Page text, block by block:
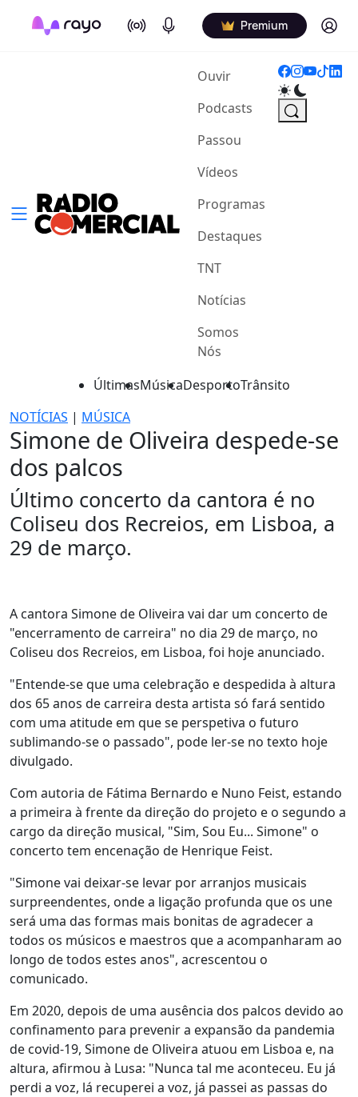
On Air Podcasts Premium Log in
Ouvir(current)
Podcasts
Passou
Vídeos
Programas
Destaques
TNT
Notícias
Somos
Nós
ÚltimasMúsicaDesportoTrânsito
NOTÍCIAS | MÚSICA
Simone de Oliveira despede-se
dos palcos
Último concerto da cantora é no
Coliseu dos Recreios, em Lisboa, a
29 de março.
A cantora Simone de Oliveira vai dar um concerto de
"encerramento de carreira" no dia 29 de março, no
Coliseu dos Recreios, em Lisboa, foi hoje anunciado.
"Entende-se que uma celebração e despedida à altura
dos 65 anos de carreira desta artista só fará sentido
com uma atitude em que se perspetiva o futuro
sublimando-se o passado", pode ler-se no texto hoje
divulgado.
Com autoria de Fátima Bernardo e Nuno Feist, estando
a primeira à frente da direção do projeto e o segundo a
cargo da direção musical, "Sim, Sou Eu... Simone" o
concerto tem encenação de Henrique Feist.
"Simone vai deixar-se levar por arranjos musicais
surpreendentes, onde a ligação profunda que os une
será uma das formas mais bonitas de agradecer a
todos os músicos e maestros que a acompanharam ao
longo de todos estes anos", acrescentou o
comunicado.
Em 2020, depois de uma ausência dos palcos devido ao
confinamento para prevenir a expansão da pandemia
de covid-19, Simone de Oliveira atuou em Lisboa e, na
altura, afirmou à Lusa: "Nunca tal me aconteceu. Eu já
perdi a voz, lá recuperei a voz, já passei as passas do